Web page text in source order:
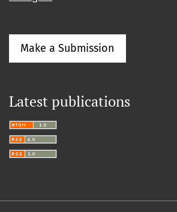
Make a Submission
Latest publications